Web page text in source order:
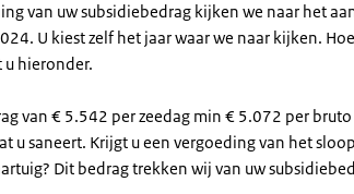
van uw subsidiebedrag kijken we naar het
U kiest zelf het jaar waar we naar kijken.
u hieronder.
van € 5.542 per zeedag min € 5.072 per
u saneert. Krijgt u een vergoeding van het
Dit bedrag trekken wij van uw